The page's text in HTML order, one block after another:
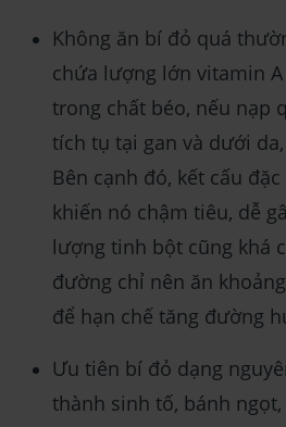
Không ăn bí đỏ quá
chứa lượng lớn vitamin
trong chất béo, nếu nạp
tích tụ tại gan và dưới
Bên cạnh đó, kết cấu
khiến nó chậm tiêu, dễ
lượng tinh bột cũng khá
đường chỉ nên ăn
để hạn chế tăng đường
Ưu tiên bí đỏ dạng
thành sinh tố, bánh